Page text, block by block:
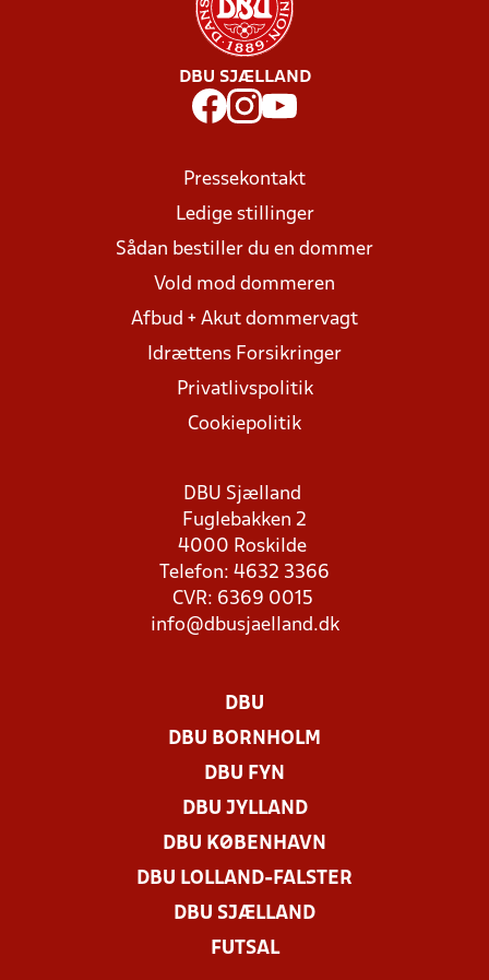
DBU SJÆLLAND
Pressekontakt
Ledige stillinger
Sådan bestiller du en dommer
Vold mod dommeren
Afbud + Akut dommervagt
Idrættens Forsikringer
Privatlivspolitik
Cookiepolitik
DBU Sjælland
Fuglebakken 2
4000 Roskilde
Telefon: 4632 3366
CVR: 6369 0015
info@dbusjaelland.dk
DBU
DBU BORNHOLM
DBU FYN
DBU JYLLAND
DBU KØBENHAVN
DBU LOLLAND-FALSTER
DBU SJÆLLAND
FUTSAL